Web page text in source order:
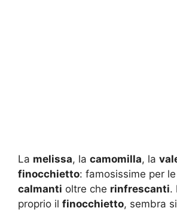
La melissa, la camomilla, la
finocchietto: famosissime per
calmanti oltre che rinfrescanti.
proprio il finocchietto, sembra